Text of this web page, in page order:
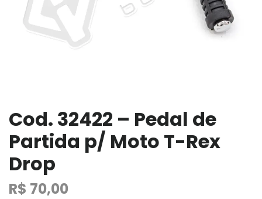
Cod. 32422 – Pedal de
Partida p/ Moto T-Rex
Drop
R$ 70,00